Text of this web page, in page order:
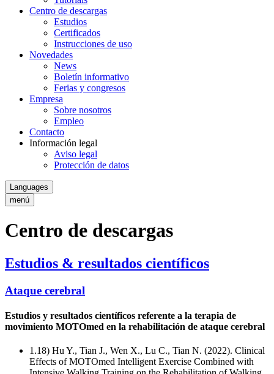
Centro de descargas
Estudios
Certificados
Instrucciones de uso
Novedades
News
Boletín informativo
Ferias y congresos
Empresa
Sobre nosotros
Empleo
Contacto
Información legal
Aviso legal
Protección de datos
Languages
menú
Centro de descargas
Estudios & resultados científicos
Ataque cerebral
Estudios y resultados científicos referente a la terapia de
movimiento MOTOmed en la rehabilitación de ataque cerebral
1.18) Hu Y., Tian J., Wen X., Lu C., Tian N. (2022). Clinical
Effects of MOTOmed Intelligent Exercise Combined with